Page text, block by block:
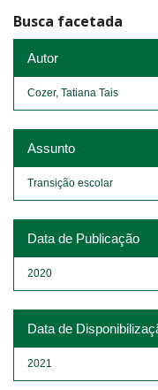
Busca facetada
Autor
Cozer, Tatiana Tais
Assunto
Transição escolar
Data de Publicação
2020
Data de
2021